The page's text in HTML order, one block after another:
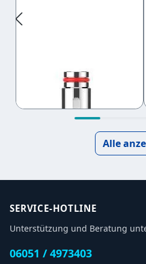
0,18 Ohm
Siebverdampferkopf
Alle
SERVICE-HOTLINE
Unterstützung und Beratung
06051 / 4973403